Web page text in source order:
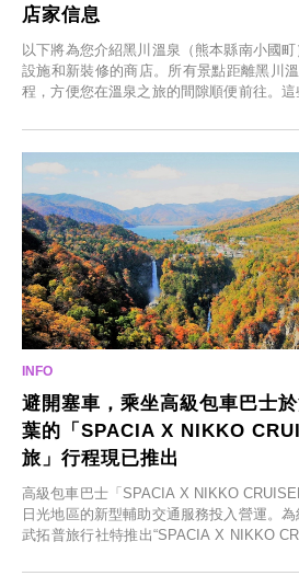
店家信息
以下將為您介紹黑川溫泉（熊本縣南小國
設施和新裝修的商店。所有景點距離黑川
程，方便您在溫泉之旅的間隙順便前往。
食材的餐廳。讓您體驗黑川溫泉的全新樂趣
避開塞車，乘坐高級包車巴士
葉的「SPACIA X NIKKO
旅」行程現已推出
高級包車巴士「SPACIA X NIKKO
日光地區的新型輔助交通服務投入營運。
武拓普旅行社特推出“SPACIA X NIKKO